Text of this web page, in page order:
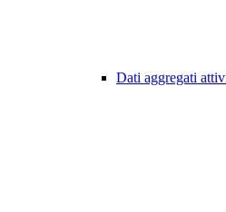
Dati aggregati